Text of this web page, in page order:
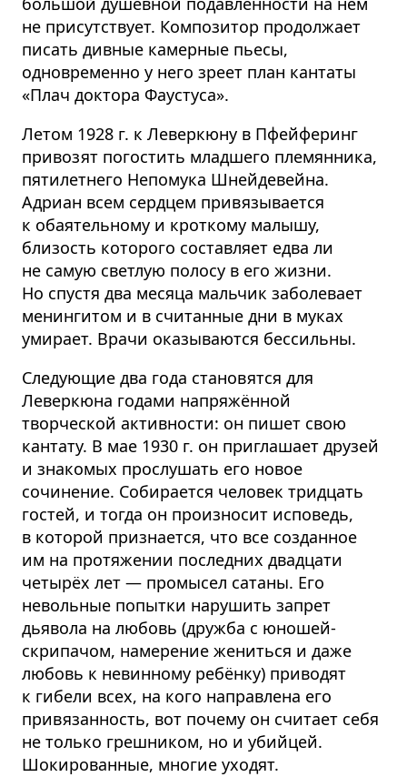
не присутствует. Композитор продолжает
писать дивные камерные пьесы,
одновременно у него зреет план кантаты
«Плач доктора Фаустуса».
Летом 1928 г. к Леверкюну в Пфейферинг
привозят погостить младшего племянника,
пятилетнего Непомука Шнейдевейна.
Адриан всем сердцем привязывается
к обаятельному и кроткому малышу,
близость которого составляет едва ли
не самую светлую полосу в его жизни.
Но спустя два месяца мальчик заболевает
менингитом и в считанные дни в муках
умирает. Врачи оказываются бессильны.
Следующие два года становятся для
Леверкюна годами напряжённой
творческой активности: он пишет свою
кантату. В мае 1930 г. он приглашает друзей
и знакомых прослушать его новое
сочинение. Собирается человек тридцать
гостей, и тогда он произносит исповедь,
в которой признается, что все созданное
им на протяжении последних двадцати
четырёх лет — промысел сатаны. Его
невольные попытки нарушить запрет
дьявола на любовь (дружба с юношей-
скрипачом, намерение жениться и даже
любовь к невинному ребёнку) приводят
к гибели всех, на кого направлена его
привязанность, вот почему он считает себя
не только грешником, но и убийцей.
Шокированные, многие уходят.